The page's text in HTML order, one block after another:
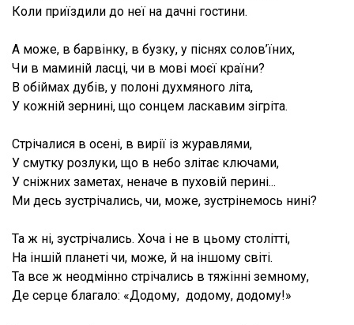
Коли приїздили до неї на дачні гостини.
А може, в барвінку, в бузку, у піснях солов’їних,
Чи в маминій ласці, чи в мові моєї країни?
В обіймах дубів, у полоні духмяного літа,
У кожній зернині, що сонцем ласкавим зігріта.
Стрічалися в осені, в вирії із журавлями,
У смутку розлуки, що в небо злітає ключами,
У сніжних заметах, неначе в пуховій перині...
Ми десь зустрічались, чи, може, зустрінемось нині?
Та ж ні, зустрічались. Хоча і не в цьому столітті,
На іншій планеті чи, може, й на іншому світі.
Та все ж неодмінно стрічались в тяжінні земному,
Де серце благало: «Додому, додому, додому!»